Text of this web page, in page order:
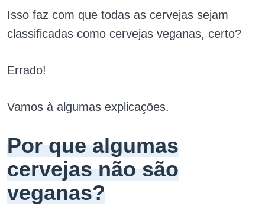
Isso faz com que todas as cervejas sejam
classificadas como cervejas veganas, certo?
Errado!
Vamos à algumas explicações.
Por que algumas
cervejas não são
veganas?